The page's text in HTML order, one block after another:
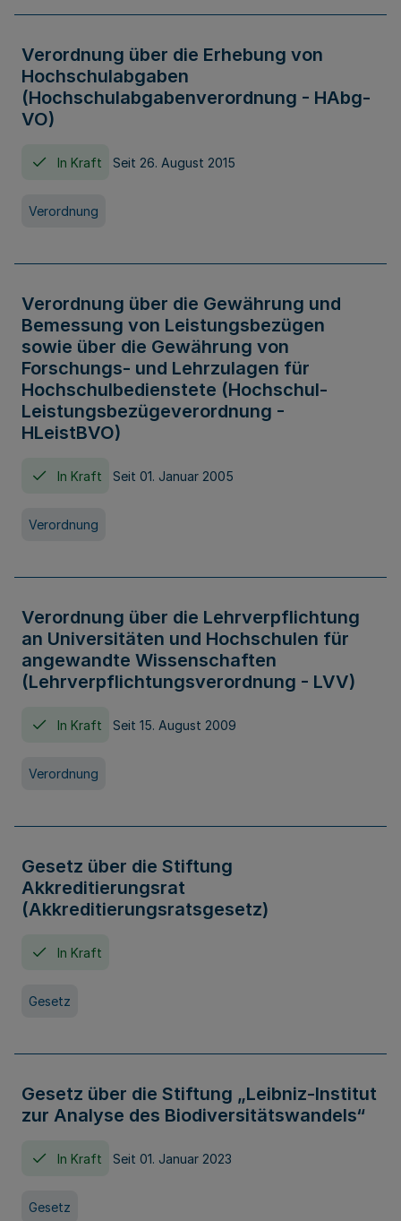
Verordnung über die Erhebung von
Hochschulabgaben
(Hochschulabgabenverordnung - HAbg-
VO)
In Kraft Seit 26. August 2015
Verordnung
Verordnung über die Gewährung und
Bemessung von Leistungsbezügen
sowie über die Gewährung von
Forschungs- und Lehrzulagen für
Hochschulbedienstete (Hochschul-
Leistungsbezügeverordnung -
HLeistBVO)
In Kraft Seit 01. Januar 2005
Verordnung
Verordnung über die Lehrverpflichtung
an Universitäten und Hochschulen für
angewandte Wissenschaften
(Lehrverpflichtungsverordnung - LVV)
In Kraft Seit 15. August 2009
Verordnung
Gesetz über die Stiftung
Akkreditierungsrat
(Akkreditierungsratsgesetz)
In Kraft
Gesetz
Gesetz über die Stiftung „Leibniz-Institut
zur Analyse des Biodiversitätswandels“
In Kraft Seit 01. Januar 2023
Gesetz